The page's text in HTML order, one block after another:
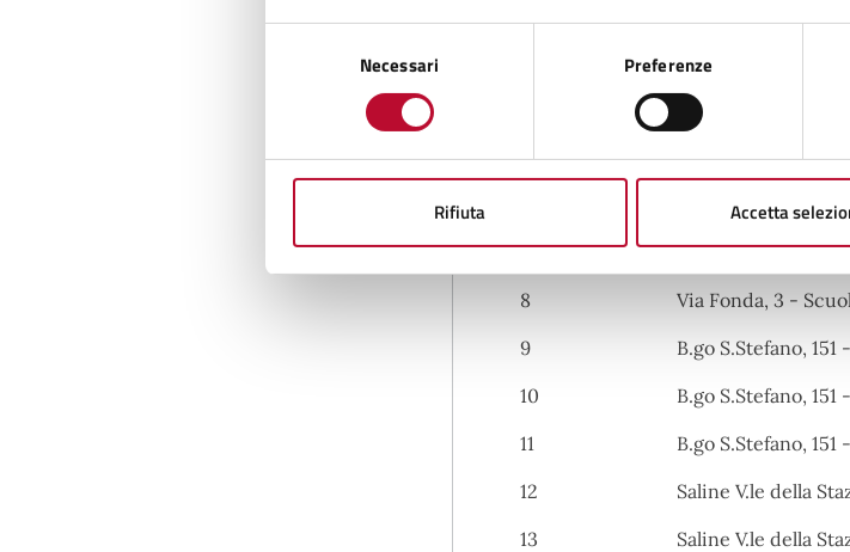
Necessari Preferenze
Rifiuta Accetta
Via S.Lino, 16 -
Via S.Lino, 16 -
5
Via Fonda, 3 -
Via Fonda, 3 -
7
Via Fonda, 3 -
8
Via Fonda, 3 -
9
B.go S.Stefano,
10
B.go S.Stefano,
11
B.go S.Stefano,
12
Saline V.le della
13
Saline V.le della